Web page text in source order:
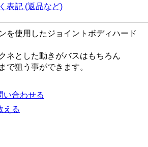
表記 (返品など)
を使用したジョイントボディハード
ネとした動きがバスはもちろん
で狙う事ができます。
い合わせる
える